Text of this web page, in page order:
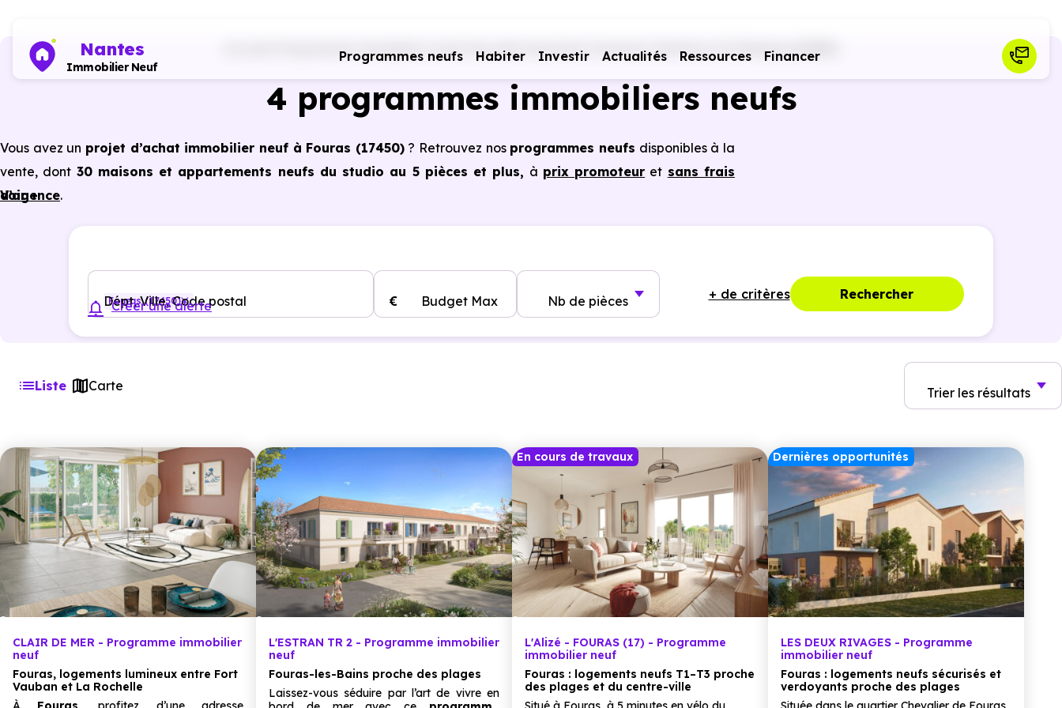
Nantes
Immobilier Neuf
Programmes neufs Habiter Investir Actualités Ressources Financer
Programmes immobiliers neufs Nouvelle Aquitaine Charente-Maritime (17) Fouras (17450)
4 programmes immobiliers neufs
Vous avez un projet d’achat immobilier neuf à Fouras (17450)? Retrouvez nos programmes neufs disponibles à la
vente, dont 30 maisons et appartements neufs du studio au 5 pièces et plus, à prix promoteur et sans frais
d’agence.
garanties constructeur, etc.
Voir +
Dépt, Ville, Code postal
Fouras (17450) Budget Max
€ Nb de pièces + de critères Rechercher
Créer une alerte
Liste Carte Trier les résultats
CLAIR DE MER - Programme immobilier
neuf
Fouras, logements lumineux entre Fort
Vauban et La Rochelle
L'ESTRAN TR 2 - Programme immobilier
neuf
Fouras-les-Bains proche des plages
Laissez-vous séduire par l’art de vivre en
En cours de travaux
L'Alizé - FOURAS (17) - Programme
immobilier neuf
Fouras : logements neufs T1–T3 proche
des plages et du centre-ville
Dernières opportunités
LES DEUX RIVAGES - Programme
immobilier neuf
Fouras : logements neufs sécurisés et
verdoyants proche des plages